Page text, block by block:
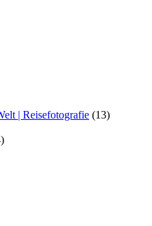
| Reisefotografie (13)